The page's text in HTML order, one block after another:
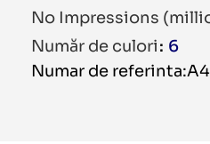
No Impressions
Număr de culori 6
Numar de